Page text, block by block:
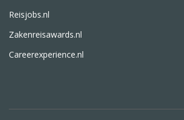
Reisjobs.nl
Zakenreisawards.nl
Careerexperience.nl